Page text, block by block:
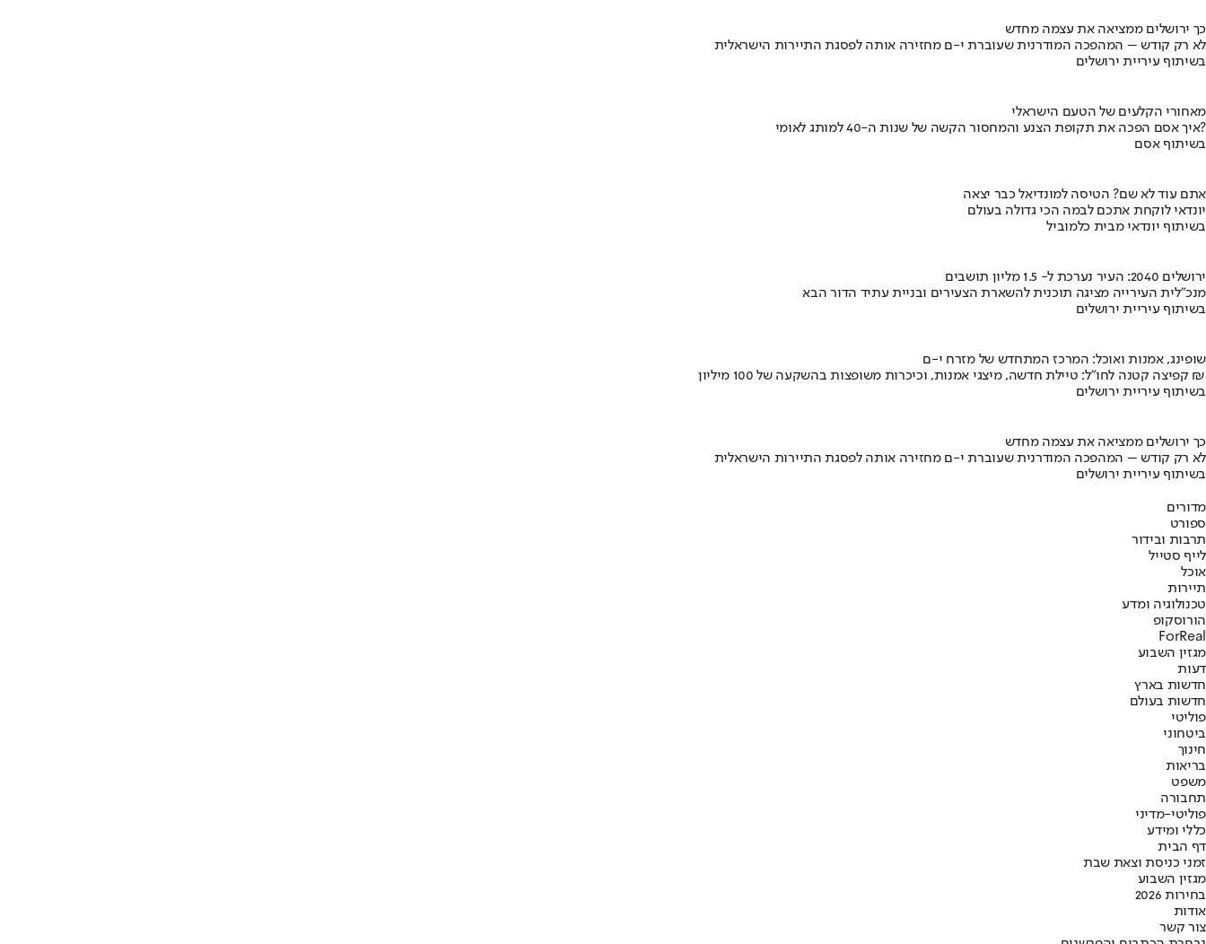
כך ירושלים ממציאה את עצמה מחדש
לא רק קודש – המהפכה המודרנית שעוברת י-ם מחזירה אותה לפסגת התיירות הישראלית
בשיתוף עיריית ירושלים
מאחורי הקלעים של הטעם הישראלי
איך אסם הפכה את תקופת הצנע והמחסור הקשה של שנות ה-40 למותג לאומי?
בשיתוף אסם
אתם עוד לא שם? הטיסה למונדיאל כבר יצאה
יונדאי לוקחת אתכם לבמה הכי גדולה בעולם
בשיתוף יונדאי מבית כלמוביל
ירושלים 2040: העיר נערכת ל- 1.5 מליון תושבים
מנכ"לית העירייה מציגה תוכנית להשארת הצעירים ובניית עתיד הדור הבא
בשיתוף עיריית ירושלים
שופינג, אמנות ואוכל: המרכז המתחדש של מזרח י-ם
קפיצה קטנה לחו"ל: טיילת חדשה, מיצגי אמנות, וכיכרות משופצות בהשקעה של 100 מיליון ₪
בשיתוף עיריית ירושלים
כך ירושלים ממציאה את עצמה מחדש
לא רק קודש – המהפכה המודרנית שעוברת י-ם מחזירה אותה לפסגת התיירות הישראלית
בשיתוף עיריית ירושלים
מדורים
ספורט
תרבות ובידור
לייף סטייל
אוכל
תיירות
טכנולוגיה ומדע
הורוסקופ
ForReal
מגזין השבוע
דעות
חדשות בארץ
חדשות בעולם
פוליטי
ביטחוני
חינוך
בריאות
משפט
תחבורה
פוליטי-מדיני
כללי ומידע
דף הבית
זמני כניסת וצאת שבת
מגזין השבוע
בחירות 2026
אודות
צור קשר